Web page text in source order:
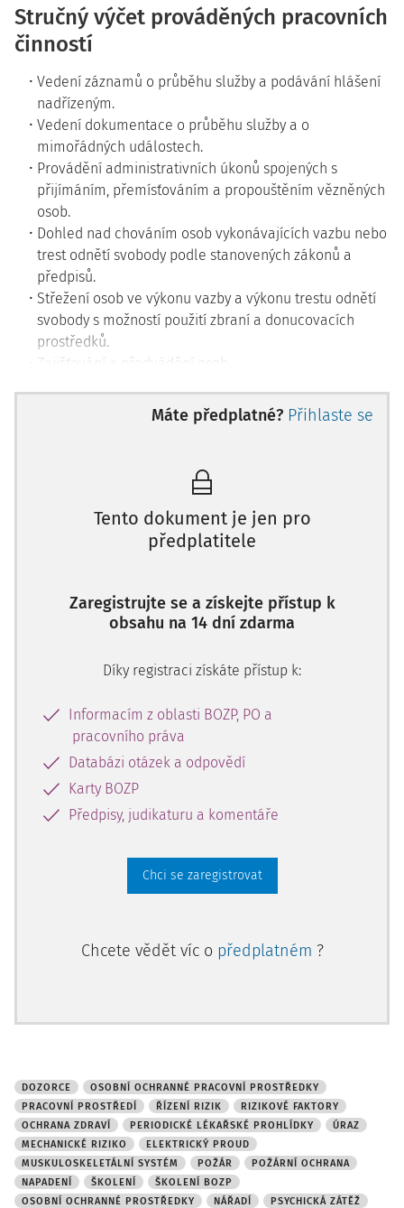
Stručný výčet prováděných pracovních
činností
Vedení záznamů o průběhu služby a podávání hlášení
nadřízeným.
Vedení dokumentace o průběhu služby a o
mimořádných událostech.
Provádění administrativních úkonů spojených s
přijímáním, přemísťováním a propouštěním vězněných
osob.
Dohled nad chováním osob vykonávajících vazbu nebo
trest odnětí svobody podle stanovených zákonů a
předpisů.
Střežení osob ve výkonu vazby a výkonu trestu odnětí
svobody s možností použití zbraní a donucovacích
prostředků.
Zajišťování a předvádění osob.
ovládání střelných zbraní.
Kontrolování osob a předmětů za použití ručních
Vykonávání pochůzkové a kontrolní činnosti ve
Máte předplatné? Přihlaste se
Tento dokument je jen pro
předplatitele
Zaregistrujte se a získejte přístup k
obsahu na 14 dní zdarma
Díky registraci získáte přístup k:
Informacím z oblasti BOZP, PO a
pracovního práva
Databázi otázek a odpovědí
Karty BOZP
Předpisy, judikaturu a komentáře
Chci se zaregistrovat
Chcete vědět víc o předplatném ?
DOZORCE
OSOBNÍ OCHRANNÉ PRACOVNÍ PROSTŘEDKY
PRACOVNÍ PROSTŘEDÍ
ŘÍZENÍ RIZIK
RIZIKOVÉ FAKTORY
OCHRANA ZDRAVÍ
PERIODICKÉ LÉKAŘSKÉ PROHLÍDKY
ÚRAZ
MECHANICKÉ RIZIKO
ELEKTRICKÝ PROUD
MUSKULOSKELETÁLNÍ SYSTÉM
POŽÁR
POŽÁRNÍ OCHRANA
NAPADENÍ
ŠKOLENÍ
ŠKOLENÍ BOZP
OSOBNÍ OCHRANNÉ PROSTŘEDKY
NÁŘADÍ
PSYCHICKÁ ZÁTĚŽ